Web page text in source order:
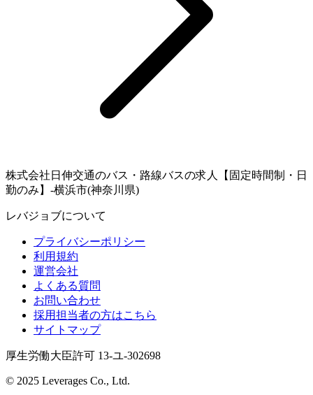
株式会社日伸交通のバス・路線バスの求人【固定時間制・日
勤のみ】-横浜市(神奈川県)
レバジョブについて
プライバシーポリシー
利用規約
運営会社
よくある質問
お問い合わせ
採用担当者の方はこちら
サイトマップ
厚生労働大臣許可 13-ユ-302698
© 2025 Leverages Co., Ltd.